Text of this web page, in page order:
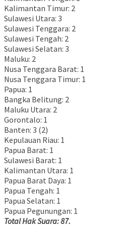
Kalimantan Timur: 2
Sulawesi Utara: 3
Sulawesi Tenggara: 2
Sulawesi Tengah: 2
Sulawesi Selatan: 3
Maluku: 2
Nusa Tenggara Barat: 1
Nusa Tenggara Timur: 1
Papua: 1
Bangka Belitung: 2
Maluku Utara: 2
Gorontalo: 1
Banten: 3 (2)
Kepulauan Riau: 1
Papua Barat: 1
Sulawesi Barat: 1
Kalimantan Utara: 1
Papua Barat Daya: 1
Papua Tengah: 1
Papua Selatan: 1
Papua Pegunungan: 1
Total Hak Suara: 87.